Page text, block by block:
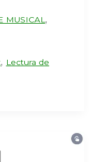
MUSICAL ,
, Lectura de